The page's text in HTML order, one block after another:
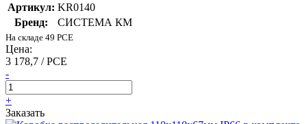
Артикул: KR0140
Бренд:
СИСТЕМА КМ
На складе 49 PCE
Цена:
3 178,7 / PCE
-
+
Заказать